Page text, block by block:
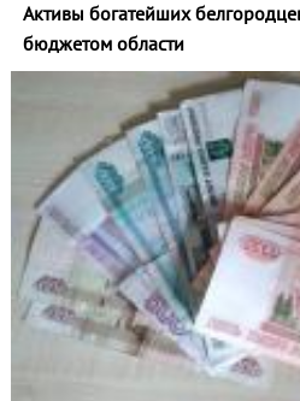
Активы богатейших
бюджетом области